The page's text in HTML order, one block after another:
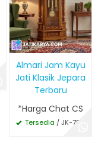
Almari Jam Kayu
Jati Klasik Jepara
Terbaru
*Harga Chat CS
Tersedia / JK-758